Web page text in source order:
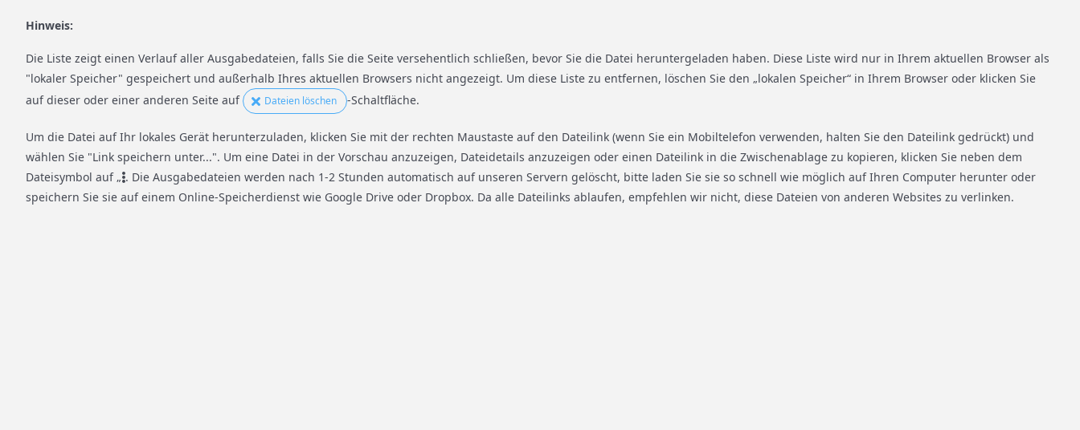
Hinweis:
Die Liste zeigt einen Verlauf aller Ausgabedateien, falls Sie die Seite versehentlich schließen, bevor Sie die Datei heruntergeladen haben. Diese Liste wird nur in Ihrem aktuellen Browser als
"lokaler Speicher" gespeichert und außerhalb Ihres aktuellen Browsers nicht angezeigt. Um diese Liste zu entfernen, löschen Sie den „lokalen Speicher“ in Ihrem Browser oder klicken Sie
auf dieser oder einer anderen Seite auf
Dateien löschen -Schaltfläche.
Um die Datei auf Ihr lokales Gerät herunterzuladen, klicken Sie mit der rechten Maustaste auf den Dateilink (wenn Sie ein Mobiltelefon verwenden, halten Sie den Dateilink gedrückt) und
wählen Sie "Link speichern unter...". Um eine Datei in der Vorschau anzuzeigen, Dateidetails anzuzeigen oder einen Dateilink in die Zwischenablage zu kopieren, klicken Sie neben dem
Dateisymbol auf „ . Die Ausgabedateien werden nach 1-2 Stunden automatisch auf unseren Servern gelöscht, bitte laden Sie sie so schnell wie möglich auf Ihren Computer herunter oder
speichern Sie sie auf einem Online-Speicherdienst wie Google Drive oder Dropbox. Da alle Dateilinks ablaufen, empfehlen wir nicht, diese Dateien von anderen Websites zu verlinken.